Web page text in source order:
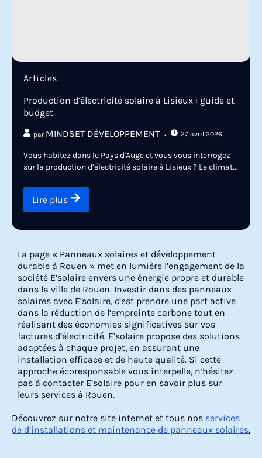
Articles
Production d’électricité solaire à Lisieux : guide et
budget
par MINDSET DÉVELOPPEMENT 27 avril 2026
Vous habitez dans le Pays d'Auge et vous vous interrogez
sur la production d’électricité solaire à Lisieux ? Le climat...
Lire plus
La page « Panneaux solaires et développement
durable à Rouen » met en lumière l’engagement de la
société E’solaire envers une énergie propre et durable
dans la ville de Rouen. Investir dans des panneaux
solaires avec E’solaire, c’est prendre une part active
dans la réduction de l’empreinte carbone tout en
réalisant des économies significatives sur vos
factures d’électricité. E’solaire propose des solutions
adaptées à chaque projet, en assurant une
installation efficace et de haute qualité. Si cette
approche écoresponsable vous interpelle, n’hésitez
pas à contacter E’solaire pour en savoir plus sur
leurs services à Rouen.
Découvrez sur notre site internet et tous nos services
de d’installations et maintenance de panneaux solaires.